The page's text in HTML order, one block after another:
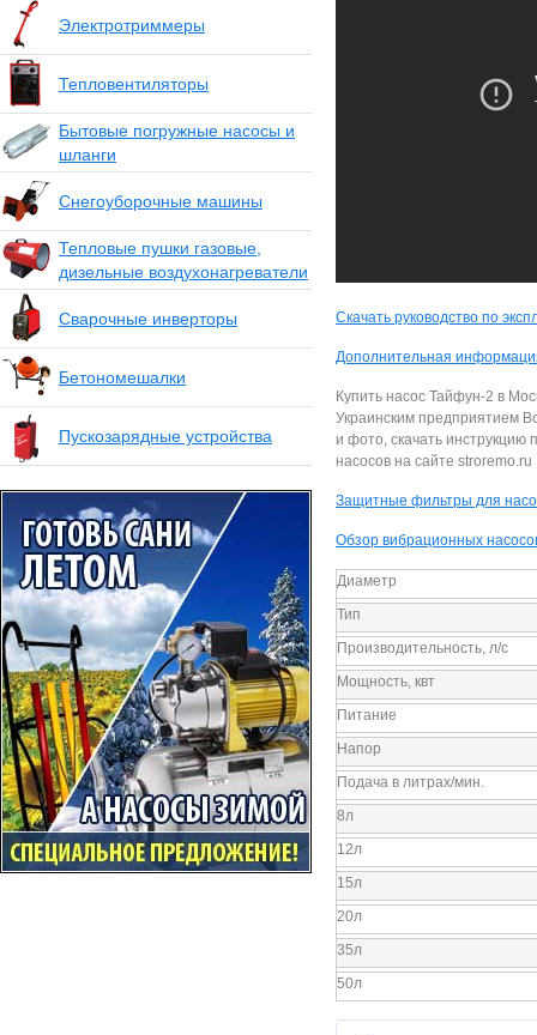
Электротриммеры
Тепловентиляторы
Бытовые погружные насосы и
шланги
Снегоуборочные машины
Тепловые пушки газовые,
дизельные воздухонагреватели
Сварочные инверторы
Бетономешалки
Пускозарядные устройства
Скачать руководство по
Дополнительная
Купить насос Тайфун-2 в
Украинским предприятием
и фото, скачать инструкцию
насосов на сайте stroremo.ru
Защитные фильтры для
Обзор вибрационных
Диаметр
Тип
Производительность, л/с
Мощность, квт
Питание
Напор
Подача в литрах/мин.
8л
12л
15л
20л
35л
50л